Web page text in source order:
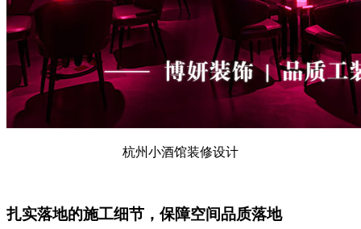
杭州小酒馆装修设计
扎实落地的施工细节，保障空间品质落地